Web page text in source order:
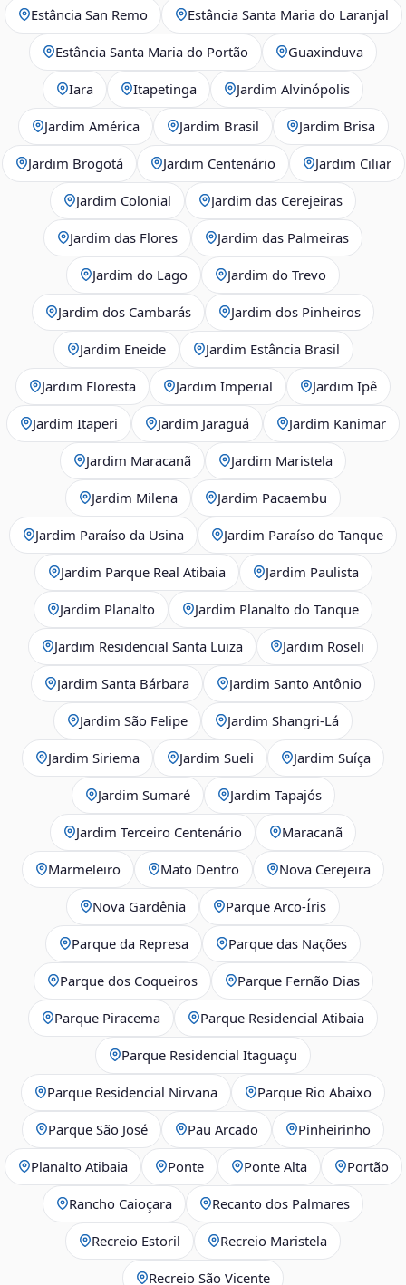
Estância San Remo Estância Santa Maria do Laranjal
Estância Santa Maria do Portão Guaxinduva
Iara Itapetinga Jardim Alvinópolis
Jardim América Jardim Brasil Jardim Brisa
Jardim Brogotá Jardim Centenário Jardim Ciliar
Jardim Colonial Jardim das Cerejeiras
Jardim das Flores Jardim das Palmeiras
Jardim do Lago Jardim do Trevo
Jardim dos Cambarás Jardim dos Pinheiros
Jardim Eneide Jardim Estância Brasil
Jardim Floresta Jardim Imperial Jardim Ipê
Jardim Itaperi Jardim Jaraguá Jardim Kanimar
Jardim Maracanã Jardim Maristela
Jardim Milena Jardim Pacaembu
Jardim Paraíso da Usina Jardim Paraíso do Tanque
Jardim Parque Real Atibaia Jardim Paulista
Jardim Planalto Jardim Planalto do Tanque
Jardim Residencial Santa Luiza Jardim Roseli
Jardim Santa Bárbara Jardim Santo Antônio
Jardim São Felipe Jardim Shangri-Lá
Jardim Siriema Jardim Sueli Jardim Suíça
Jardim Sumaré Jardim Tapajós
Jardim Terceiro Centenário Maracanã
Marmeleiro Mato Dentro Nova Cerejeira
Nova Gardênia Parque Arco-Íris
Parque da Represa Parque das Nações
Parque dos Coqueiros Parque Fernão Dias
Parque Piracema Parque Residencial Atibaia
Parque Residencial Itaguaçu
Parque Residencial Nirvana Parque Rio Abaixo
Parque São José Pau Arcado Pinheirinho
Planalto Atibaia Ponte Ponte Alta Portão
Rancho Caioçara Recanto dos Palmares
Recreio Estoril Recreio Maristela
Recreio São Vicente